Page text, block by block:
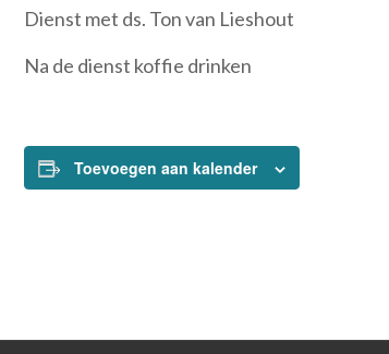
Dienst met ds. Ton van Lieshout
Na de dienst koffie drinken
Toevoegen aan kalender